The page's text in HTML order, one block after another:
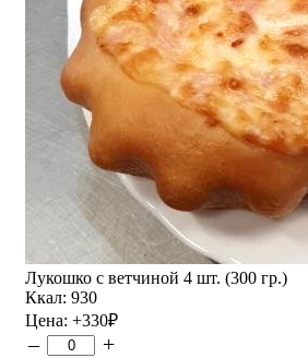
Лукошко с ветчиной 4 шт. (300 гр.)
Ккал: 930
Цена: +330₽
– +